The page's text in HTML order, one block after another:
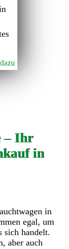
– Ihr
in
in
egal, um
sich handelt.
aber auch